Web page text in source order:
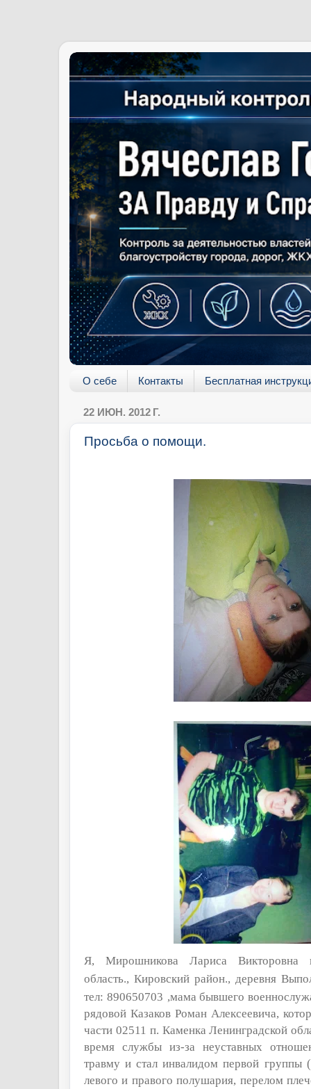
О себе Контакты Бесплатная
22 ИЮН. 2012 Г.
Просьба о помощи.
Я, Мирошникова Лариса Викторовна
область., Кировский район., деревня
тел: 890650703 ,мама бывшего
рядовой Казаков Роман Алексеевича,
части 02511 п. Каменка Ленинградской
время службы из-за неуставных
травму и стал инвалидом первой группы
левого и правого полушария, перелом